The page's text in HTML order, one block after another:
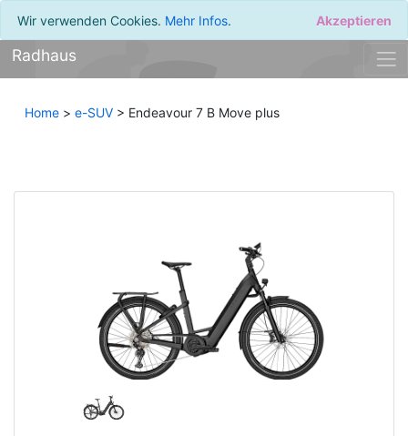
Wir verwenden Cookies. Mehr Infos. Akzeptieren
Radhaus
Home> e-SUV> Endeavour 7 B Move plus